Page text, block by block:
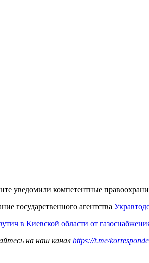
уведомили компетентные
государственного агентства
в Киевской области от
на наш канал https://t.me/